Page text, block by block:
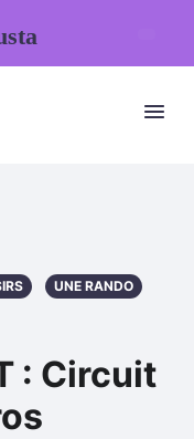
UNE RANDO
: Circuit